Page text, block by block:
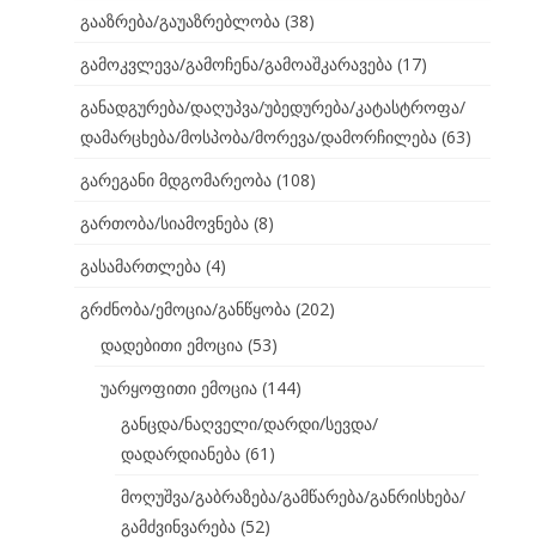
გააზრება/გაუაზრებლობა (38)
გამოკვლევა/გამოჩენა/გამოაშკარავება (17)
განადგურება/დაღუპვა/უბედურება/კატასტროფა/
დამარცხება/მოსპობა/მორევა/დამორჩილება (63)
გარეგანი მდგომარეობა (108)
გართობა/სიამოვნება (8)
გასამართლება (4)
გრძნობა/ემოცია/განწყობა (202)
დადებითი ემოცია (53)
უარყოფითი ემოცია (144)
განცდა/ნაღველი/დარდი/სევდა/
დადარდიანება (61)
მოღუშვა/გაბრაზება/გამწარება/განრისხება/
გამძვინვარება (52)